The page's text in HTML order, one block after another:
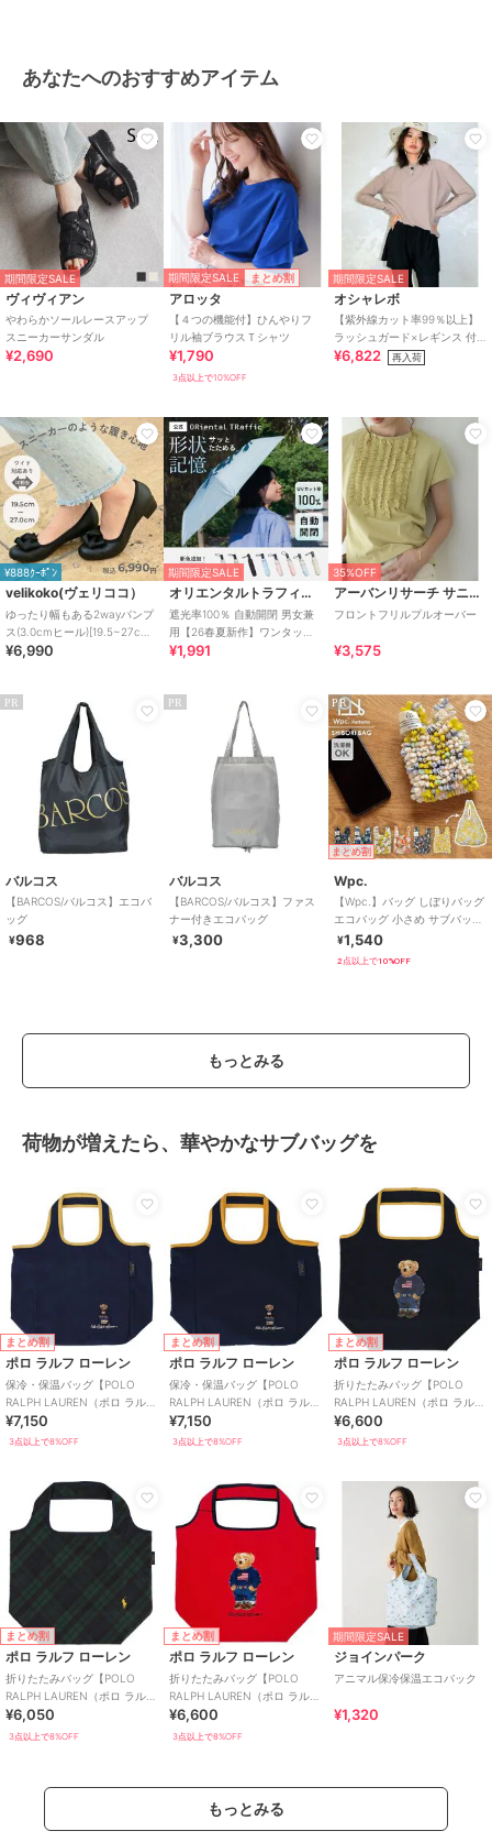
あなたへのおすすめアイテム
期間限定SALE
ヴィヴィアン
やわらかソールレースアップ
スニーカーサンダル
¥2,690
期間限定SALE まとめ割
アロッタ
【４つの機能付】ひんやりフ
リル袖ブラウスＴシャツ
¥1,790
3点以上で10%OFF
期間限定SALE
オシャレボ
【紫外線カット率99％以上】
ラッシュガード×レギンス 付
き タンキニ
¥6,822 再入荷
¥888ｸｰﾎﾟﾝ
velikoko(ヴェリココ）
ゆったり幅もある2wayパンプ
ス(3.0cmヒール)[19.5~27cm]
ラクチンきれいシューズ
¥6,990
期間限定SALE
オリエンタルトラフィック
遮光率100％ 自動開閉 男女兼
用【26春夏新作】ワンタッチ
晴雨兼用 折りたたみ傘 /G-
¥1,991
35%OFF
アーバンリサーチ サニーレーベル
フロントフリルプルオーバー
¥3,575
PR
バルコス
【BARCOS/バルコス】エコバ
ッグ
¥968
PR
バルコス
【BARCOS/バルコス】ファス
ナー付きエコバッグ
¥3,300
PR
まとめ割
Wpc.
【Wpc.】バッグ しぼりバッグ
エコバッグ 小さめ サブバッグ
コンパクト 洗濯可能 レディ
ース
¥1,540
2点以上で10%OFF
もっとみる
荷物が増えたら、華やかなサブバッグを
まとめ割
ポロ ラルフ ローレン
保冷・保温バッグ【POLO
RALPH LAUREN（ポロ ラルフ
ローレン）】
¥7,150
3点以上で8%OFF
まとめ割
ポロ ラルフ ローレン
保冷・保温バッグ【POLO
RALPH LAUREN（ポロ ラルフ
ローレン）】
¥7,150
3点以上で8%OFF
まとめ割
ポロ ラルフ ローレン
折りたたみバッグ【POLO
RALPH LAUREN（ポロ ラルフ
ローレン）】
¥6,600
3点以上で8%OFF
まとめ割
ポロ ラルフ ローレン
折りたたみバッグ【POLO
RALPH LAUREN（ポロ ラルフ
ローレン）】
¥6,050
3点以上で8%OFF
まとめ割
ポロ ラルフ ローレン
折りたたみバッグ【POLO
RALPH LAUREN（ポロ ラルフ
ローレン）】
¥6,600
3点以上で8%OFF
期間限定SALE
ジョインパーク
アニマル保冷保温エコバック
¥1,320
もっとみる